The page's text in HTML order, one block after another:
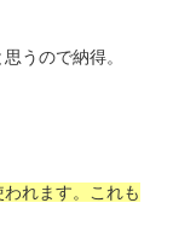
うので納得。
れます。これも